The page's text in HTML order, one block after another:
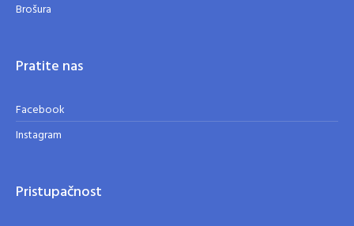
Brošura
Pratite nas
Facebook
Instagram
Pristupačnost